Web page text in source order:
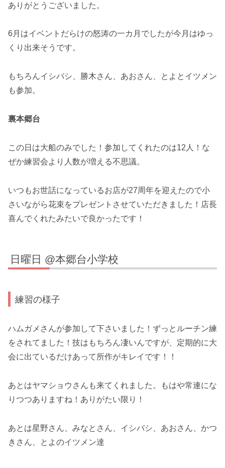
ありがとうございました。
6月はイベントだらけの怒涛の一カ月でしたが今月はゆっ
くり出来そうです。
もちろんイシバシ、勝木さん、あおさん、とよとイツメン
も参加。
裏本郷台
この日は大船のみでした！参加してくれたのは12人！な
ぜか練習会より人数が増える不思議。
いつもお世話になっているお店が27周年を迎えたので小
さいながら花束をプレゼントさせていただきました！店長
喜んでくれたみたいで良かったです！
日曜日 @本郷台小学校
練習の様子
ハムガメさんが参加して下さいました！ずっとルーチン練
をされてました！技はもちろん凄いんですが、定期的に大
会に出ているだけあって所作がキレイです！！
あとはヤマショウさんも来てくれました。もはや常連にな
りつつありますね！ありがたい限り！
あとは星野さん、みなとさん、イシバシ、あおさん、かつ
きさん、とよのイツメン達